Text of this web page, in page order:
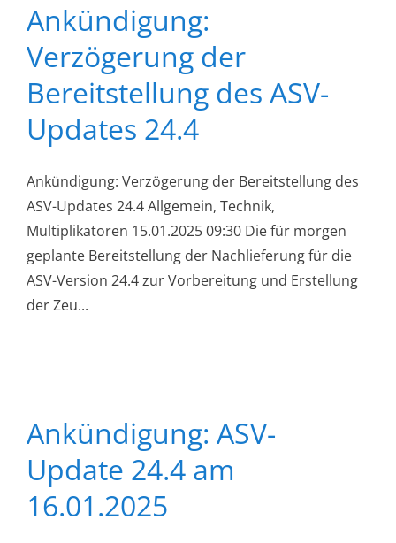
Ankündigung:
Verzögerung der
Bereitstellung des ASV-
Updates 24.4
Ankündigung: Verzögerung der Bereitstellung des
ASV-Updates 24.4 Allgemein, Technik,
Multiplikatoren 15.01.2025 09:30 Die für morgen
geplante Bereitstellung der Nachlieferung für die
ASV-Version 24.4 zur Vorbereitung und Erstellung
der Zeu...
Ankündigung: ASV-
Update 24.4 am
16.01.2025